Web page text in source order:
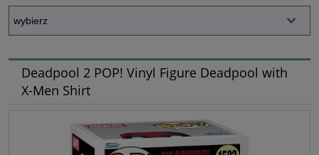
Deadpool 2 POP! Vinyl Figure Deadpool with
X-Men Shirt